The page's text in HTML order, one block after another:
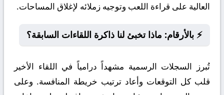
العالية على قراءة اللعب وتوجيه زملائه لإغلاق المساحات.
⚡ بالأرقام: ماذا تخبئ لنا ذاكرة اللقاءات السابقة؟
تُبرز السجلات الرسمية مشهداً درامياً في اللقاء الأخير
قلب كل التوقعات وأعاد ترتيب خريطة المنافسة. وعلى